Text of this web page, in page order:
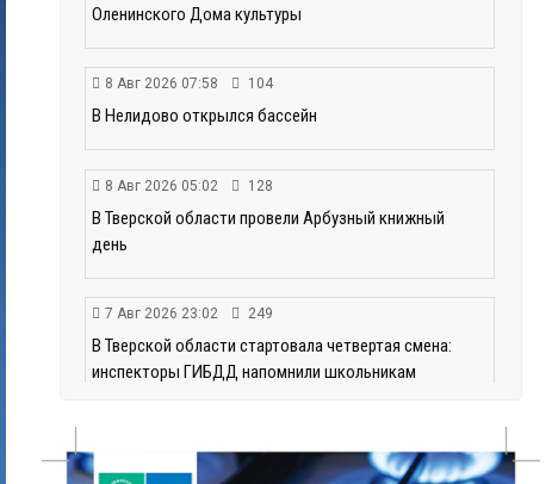
Оленинского Дома культуры
8 Авг 2026 07:58 104
В Нелидово открылся бассейн
8 Авг 2026 05:02 128
В Тверской области провели Арбузный книжный
день
7 Авг 2026 23:02 249
В Тверской области стартовала четвертая смена:
инспекторы ГИБДД напомнили школьникам
260